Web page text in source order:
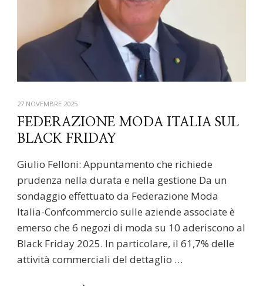
27 NOVEMBRE 2025
FEDERAZIONE MODA ITALIA SUL
BLACK FRIDAY
Giulio Felloni: Appuntamento che richiede
prudenza nella durata e nella gestione Da un
sondaggio effettuato da Federazione Moda
Italia-Confcommercio sulle aziende associate è
emerso che 6 negozi di moda su 10 aderiscono al
Black Friday 2025. In particolare, il 61,7% delle
attività commerciali del dettaglio …